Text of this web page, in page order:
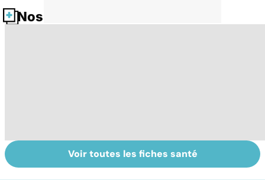
Nos fiches santé
Tout savoir sur
les infections
Inflammation des
amygdales : que
Voir toutes les fiches santé